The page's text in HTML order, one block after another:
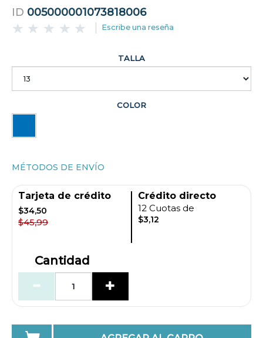
ID 005000001073818006
Escribe una reseña
TALLA
COLOR
MÉTODOS DE ENVÍO
Tarjeta de crédito
$34,50
$45,99
Crédito directo
12 Cuotas de
$3,12
Cantidad